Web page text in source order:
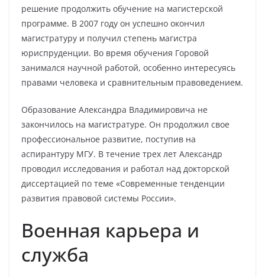
решение продолжить обучение на магистерской
программе. В 2007 году он успешно окончил
магистратуру и получил степень магистра
юриспруденции. Во время обучения Горовой
занимался научной работой, особенно интересуясь
правами человека и сравнительным правоведением.
Образование Александра Владимировича не
закончилось на магистратуре. Он продолжил свое
профессиональное развитие, поступив на
аспирантуру МГУ. В течение трех лет Александр
проводил исследования и работал над докторской
диссертацией по теме «Современные тенденции
развития правовой системы России».
Военная карьера и
служба